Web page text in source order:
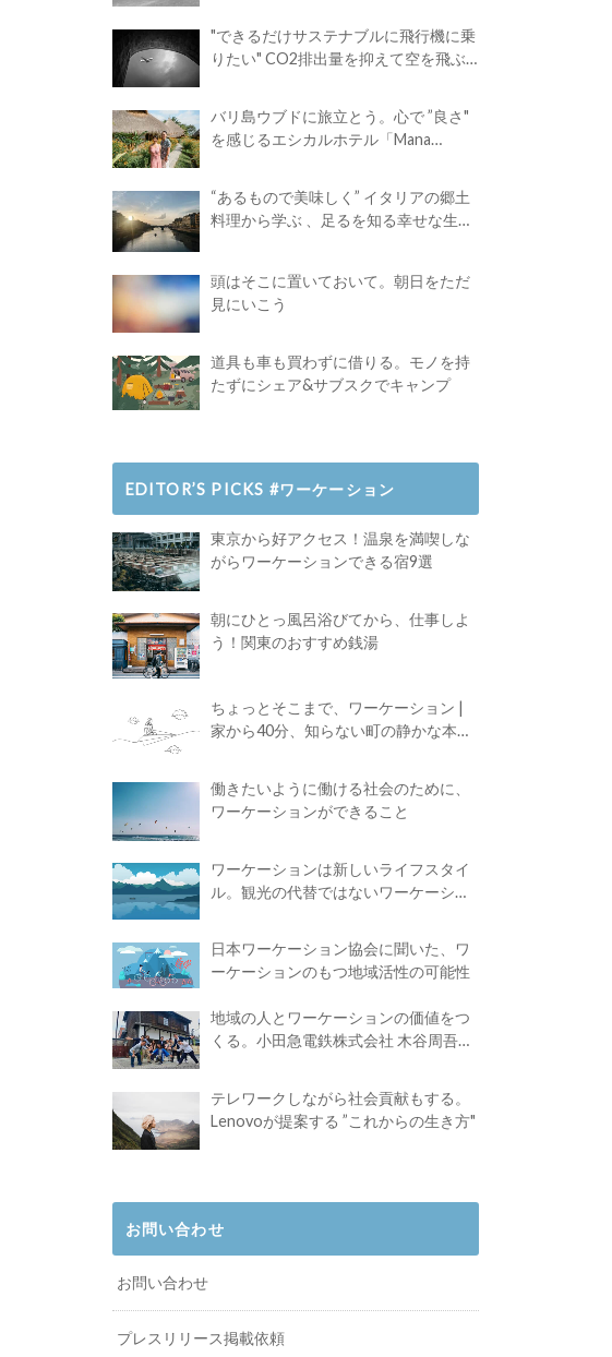
"できるだけサステナブルに飛行機に乗
りたい" CO2排出量を抑えて空を飛ぶ
バリ島ウブドに旅立とう。心で ”良さ"
を感じるエシカルホテル「Mana
“あるもので美味しく” イタリアの郷土
料理から学ぶ 、足るを知る幸せな生き
頭はそこに置いておいて。朝日をただ
見にいこう
道具も車も買わずに借りる。モノを持
たずにシェア&サブスクでキャンプ
EDITOR’S PICKS #ワーケーション
東京から好アクセス！温泉を満喫しな
がらワーケーションできる宿9選
朝にひとっ風呂浴びてから、仕事しよ
う！関東のおすすめ銭湯
ちょっとそこまで、ワーケーション |
家から40分、知らない町の静かな本屋
働きたいように働ける社会のために、
ワーケーションができること
ワーケーションは新しいライフスタイ
ル。観光の代替ではないワーケーショ
日本ワーケーション協会に聞いた、ワ
ーケーションのもつ地域活性の可能性
地域の人とワーケーションの価値をつ
くる。小田急電鉄株式会社 木谷周吾さ
テレワークしながら社会貢献もする。
Lenovoが提案する ”これからの生き方"
お問い合わせ
お問い合わせ
プレスリリース掲載依頼